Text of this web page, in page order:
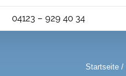
04123 – 929 40 34
Startseite